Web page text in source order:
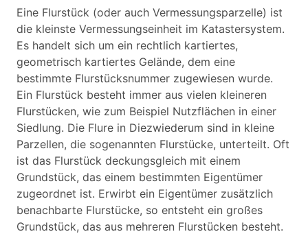
Eine Flurstück (oder auch Vermessungsparzelle) ist
die kleinste Vermessungseinheit im Katastersystem.
Es handelt sich um ein rechtlich kartiertes,
geometrisch kartiertes Gelände, dem eine
bestimmte Flurstücksnummer zugewiesen wurde.
Ein Flurstück besteht immer aus vielen kleineren
Flurstücken, wie zum Beispiel Nutzflächen in einer
Siedlung. Die Flure in Diezwiederum sind in kleine
Parzellen, die sogenannten Flurstücke, unterteilt. Oft
ist das Flurstück deckungsgleich mit einem
Grundstück, das einem bestimmten Eigentümer
zugeordnet ist. Erwirbt ein Eigentümer zusätzlich
benachbarte Flurstücke, so entsteht ein großes
Grundstück, das aus mehreren Flurstücken besteht.